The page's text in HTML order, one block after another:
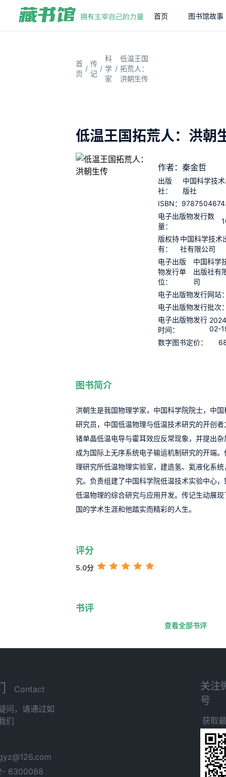
首页 图书馆故事
首
页
/
传
记
/
科
学
家
/
低温王国
拓荒人：
洪朝生传
低温王国拓荒人：洪朝
作者：秦金哲
出版
社：
中国科学技
版社
ISBN：
电子出版物发行数
量：
版权持
有：
中国科学技术
社有限公司
电子出版
物发行单
位：
中国科学
出版社有
司
电子出版物发行网站
电子出版物发行批次
电子出版物发行
时间：
02-
数字图书定价：
图书简介
洪朝生是我国物理学家，中国科学院院士，中
研究员，中国低温物理与低温技术研究的开创
锗单晶低温电导与霍耳效应反常现象，并提出
成为国际上无序系统电子输运机制研究的开端
理研究所低温物理实验室，建造氢、氦液化系
究。负责组建了中国科学院低温技术实验中心
低温物理的综合研究与应用开发。传记生动展
国的学术生涯和他踏实而精彩的人生。
评分
5.0分
书评
查看全部书评
Contact
问，请通过如
们
6300088
关注
号
获取